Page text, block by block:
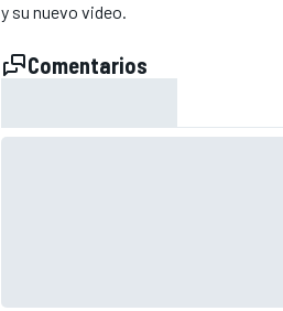
y su nuevo video.
Comentarios